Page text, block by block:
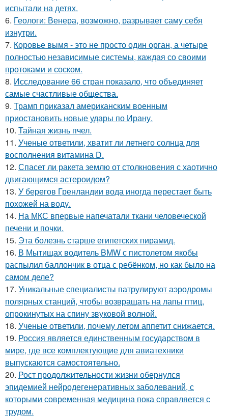
испытали на детях.
6. Геологи: Венера, возможно, разрывает саму себя
изнутри.
7. Коровье вымя - это не просто один орган, а четыре
полностью независимые системы, каждая со своими
протоками и соском.
8. Исследование 66 стран показало, что объединяет
самые счастливые общества.
9. Трамп приказал американским военным
приостановить новые удары по Ирану.
10. Тайная жизнь пчел.
11. Ученые ответили, хватит ли летнего солнца для
восполнения витамина D.
12. Спасет ли ракета землю от столкновения с хаотично
двигающимся астероидом?
13. У берегов Гренландии вода иногда перестает быть
похожей на воду.
14. На МКС впервые напечатали ткани человеческой
печени и почки.
15. Эта болезнь старше египетских пирамид.
16. В Мытищах водитель BMW с пистолетом якобы
распылил баллончик в отца с ребёнком, но как было на
самом деле?
17. Уникальные специалисты патрулируют аэродромы
полярных станций, чтобы возвращать на лапы птиц,
опрокинутых на спину звуковой волной.
18. Ученые ответили, почему летом аппетит снижается.
19. Россия является единственным государством в
мире, где все комплектующие для авиатехники
выпускаются самостоятельно.
20. Рост продолжительности жизни обернулся
эпидемией нейродегенеративных заболеваний, с
которыми современная медицина пока справляется с
трудом.